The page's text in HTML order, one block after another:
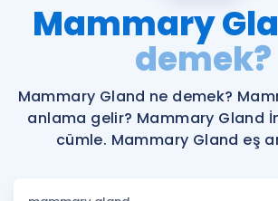
Şifremi Hatırlamıyorum
Katılımcı Görüşleri
Faydalı Araçlar
Ücretsiz Kaynaklar
İngilizce
Mammary
demek?
Mammary Gland ne demek?
anlama gelir? Mammary Gland
cümle. Mammary Gland eş